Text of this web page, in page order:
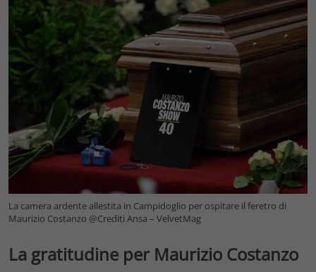
La camera ardente allestita in Campidoglio per ospitare il feretro di
Maurizio Costanzo @Crediti Ansa – VelvetMag
La gratitudine per Maurizio Costanzo